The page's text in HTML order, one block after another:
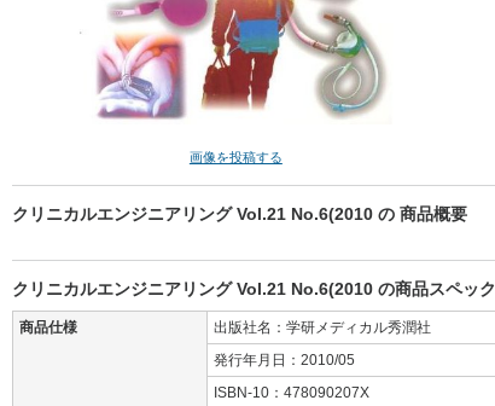
画像を投稿する
クリニカルエンジニアリング Vol.21 No.6(2010 の 商品概要
クリニカルエンジニアリング Vol.21 No.6(2010 の商品スペック
商品仕様
出版社名：学研メディカル秀潤社
発行年月日：2010/05
ISBN-10：478090207X